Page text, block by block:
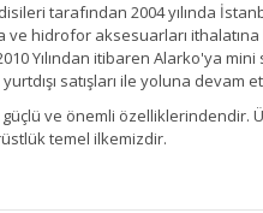
tarafından 2004 yılında
hidrofor aksesuarları
Yılından itibaren Alarko'ya
satışları ile yoluna devam
ve önemli
temel ilkemizdir.